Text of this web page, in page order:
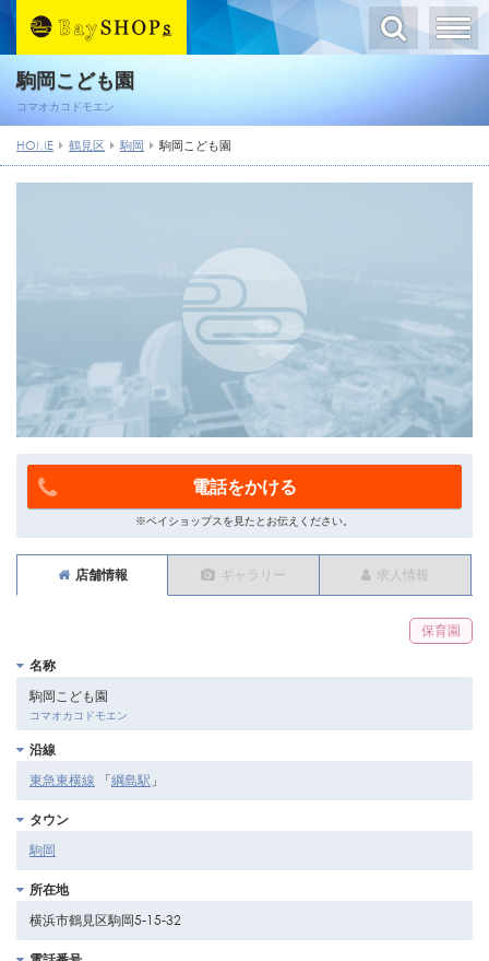
駒岡こども園
コマオカコドモエン
HOME 鶴見区 駒岡 駒岡こども園
電話をかける
※ベイショップスを見たとお伝えください。
店舗情報 ギャラリー 求人情報
保育園
名称
駒岡こども園
コマオカコドモエン
沿線
東急東横線 「綱島駅」
タウン
駒岡
所在地
横浜市鶴見区駒岡5-15-32